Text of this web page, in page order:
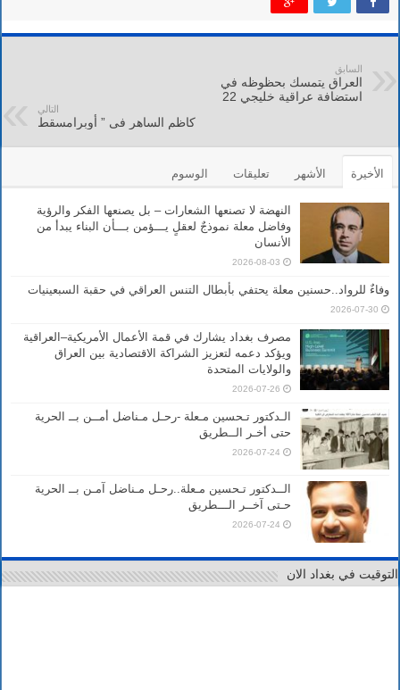
السابق
العراق يتمسك بحظوظه في
استضافة عراقية خليجي 22
التالي
كاظم الساهر فى ” أوبرامسقط
الأخيرة الأشهر تعليقات الوسوم
النهضة لا تصنعها الشعارات – بل يصنعها الفكر والرؤية
وفاضل معلة نموذجٌ لعقلٍ يـــؤمن بـــأن البناء يبدأ من
الأنسان
2026-08-03
وفاءٌ للرواد..حسنين معلة يحتفي بأبطال التنس العراقي في حقبة السبعينيات
2026-07-30
مصرف بغداد يشارك في قمة الأعمال الأمريكية–العراقية
ويؤكد دعمه لتعزيز الشراكة الاقتصادية بين العراق
والولايات المتحدة
2026-07-26
الـدكتور تـحسين مـعلة -رحـل مـناضل أمــن بــ الحرية
حتى أخـر الــطريق
2026-07-24
الــدكتور تـحسين مـعلة..رحـل مـناضل آمـن بــ الحرية
حـتى آخــر الـــطريق
2026-07-24
التوقيت في بغداد الان